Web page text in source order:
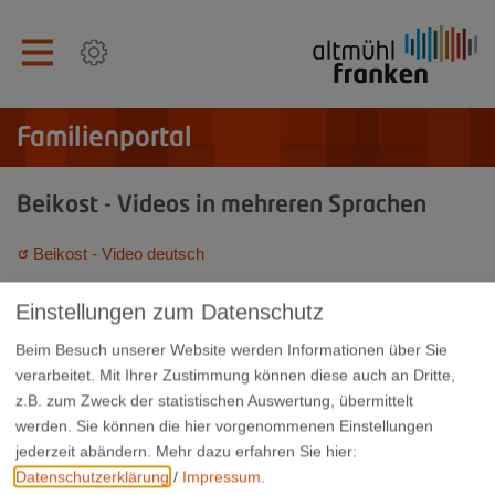
Familienportal
Beikost - Videos in mehreren Sprachen
Beikost - Video deutsch
Beikost - Video russisch
Beikost - Video türkisch
Einstellungen zum Datenschutz
Beim Besuch unserer Website werden Informationen über Sie
verarbeitet. Mit Ihrer Zustimmung können diese auch an Dritte,
z.B. zum Zweck der statistischen Auswertung, übermittelt
werden. Sie können die hier vorgenommenen Einstellungen
jederzeit abändern.
Mehr dazu erfahren Sie hier:
Datenschutzerklärung / Impressum